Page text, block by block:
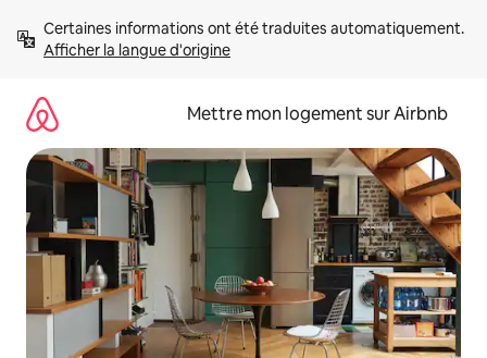
directement
Afficher la langue d'origine
Mettre mon logement sur Airbnb